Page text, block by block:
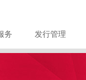
务 发行管理